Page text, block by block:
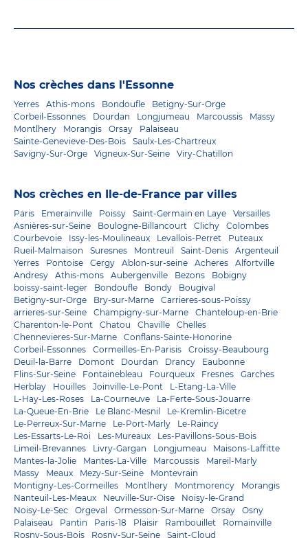
Nos crèches dans l'Essonne
Yerres Athis-mons Bondoufle
Betigny-Sur-Orge
Corbeil-Essonnes
Dourdan Longjumeau Marcoussis
Massy
Montlhery
Morangis Orsay
Palaiseau
Sainte-Genevieve-Des-Bois
Saulx-Les-Chartreux
Savigny-Sur-Orge
Vigneux-Sur-Seine Viry-Chatillon
Nos crèches en Ile-de-France par villes
Paris Emerainville Poissy Saint-Germain en Laye
Versailles
Asnières-sur-Seine
Boulogne-Billancourt Clichy
Colombes
Courbevoie
Issy-les-Moulineaux Levallois-Perret
Puteaux
Rueil-Malmaison
Suresnes Montreuil Saint-Denis
Argenteuil
Yerres
Pontoise Cergy Ablon-sur-seine Acheres
Alfortville
Andresy
Athis-mons Aubergenville Bezons
Bobigny
boissy-saint-leger
Bondoufle Bondy
Bougival
Betigny-sur-Orge
Bry-sur-Marne
Carrieres-sous-Poissy
arrieres-sur-Seine
Champigny-sur-Marne
Chanteloup-en-Brie
Charenton-le-Pont
Chatou Chaville
Chelles
Chennevieres-Sur-Marne
Conflans-Sainte-Honorine
Corbeil-Essonnes
Cormeilles-En-Parisis
Croissy-Beaubourg
Deuil-la-Barre
Domont Dourdan Drancy
Eaubonne
Flins-Sur-Seine
Fontainebleau Fourqueux Fresnes
Garches
Herblay
Houilles Joinville-Le-Pont
L-Etang-La-Ville
L-Hay-Les-Roses
La-Courneuve
La-Ferte-Sous-Jouarre
La-Queue-En-Brie
Le Blanc-Mesnil
Le-Kremlin-Bicetre
Le-Perreux-Sur-Marne
Le-Port-Marly
Le-Raincy
Les-Essarts-Le-Roi
Les-Mureaux
Les-Pavillons-Sous-Bois
Limeil-Brevannes
Livry-Gargan Longjumeau
Maisons-Laffitte
Mantes-la-Jolie
Mantes-La-Ville Marcoussis
Mareil-Marly
Massy
Meaux Mezy-Sur-Seine
Montevrain
Montigny-Les-Cormeilles
Montlhery Montmorency
Morangis
Nanteuil-Les-Meaux
Neuville-Sur-Oise
Noisy-le-Grand
Noisy-Le-Sec
Orgeval Ormesson-Sur-Marne Orsay
Osny
Palaiseau
Pantin Paris-18 Plaisir Rambouillet
Romainville
Rosny-Sous-Bois
Rosny-Sur-Seine
Saint-Cloud